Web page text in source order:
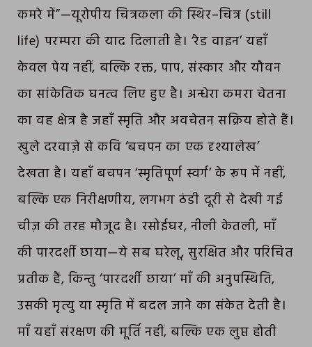
कमरे में”—यूरोपीय चित्रकला की स्थिर–चित्र (still
life) परम्परा की याद दिलाती है। ‘रेड वाइन’ यहाँ
केवल पेय नहीं, बल्कि रक्त, पाप, संस्कार और यौवन
का सांकेतिक घनत्व लिए हुए है। अन्धेरा कमरा चेतना
का वह क्षेत्र है जहाँ स्मृति और अवचेतन सक्रिय होते हैं।
खुले दरवाज़े से कवि ‘बचपन का एक दृश्यालेख’
देखता है। यहाँ बचपन ‘स्मृतिपूर्ण स्वर्ग’ के रूप में नहीं,
बल्कि एक निरीक्षणीय, लगभग ठंडी दूरी से देखी गई
चीज़ की तरह मौजूद है। रसोईघर, नीली केतली, माँ
की पारदर्शी छाया—ये सब घरेलू, सुरक्षित और परिचित
प्रतीक हैं, किन्तु ‘पारदर्शी छाया’ माँ की अनुपस्थिति,
उसकी मृत्यु या स्मृति में बदल जाने का संकेत देती है।
माँ यहाँ संरक्षण की मूर्ति नहीं, बल्कि एक लुप्त होती